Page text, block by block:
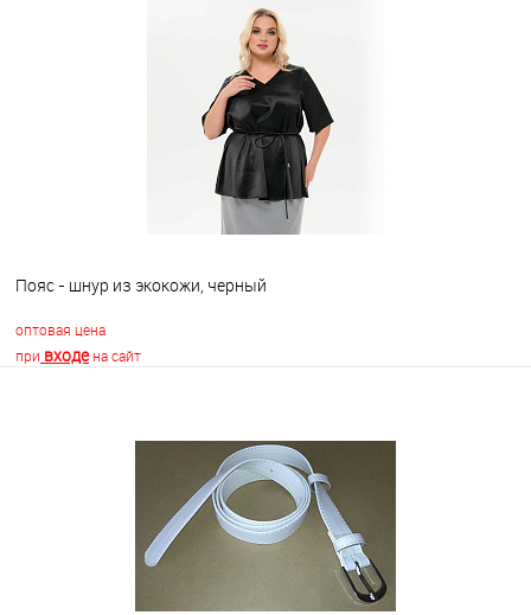
В корзину
Пояс - шнур из экокожи, черный
оптовая цена
при входена сайт
Недоступно